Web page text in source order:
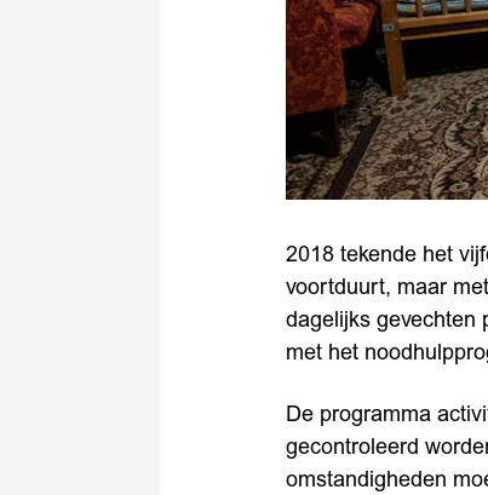
2018 tekende het
voortduurt, maar
dagelijks gevechten
met het
De programma
gecontroleerd
omstandigheden